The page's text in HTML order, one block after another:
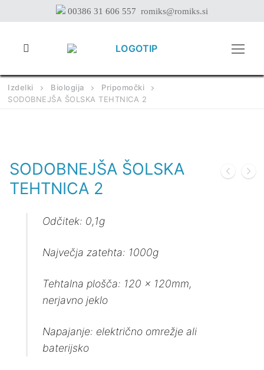
na
00386 31 606 557 romiks@romiks.si
Izdelki Biologija
Pripomočki
SODOBNEJŠA ŠOLSKA TEHTNICA 2
SODOBNEJŠA ŠOLSKA
TEHTNICA 2
Odčitek: 0,1g
Največja zatehta: 1000g
Tehtalna plošča: 120 x 120mm,
nerjavno jeklo
Napajanje: električno omrežje ali
baterijsko